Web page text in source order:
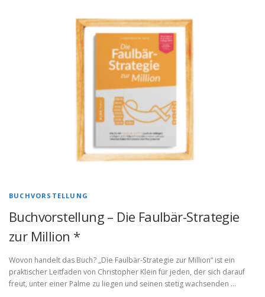
BUCHVORSTELLUNG
Buchvorstellung – Die Faulbär-Strategie
zur Million *
Wovon handelt das Buch? „Die Faulbär-Strategie zur Million“ ist ein
praktischer Leitfaden von Christopher Klein für jeden, der sich darauf
freut, unter einer Palme zu liegen und seinen stetig wachsenden …